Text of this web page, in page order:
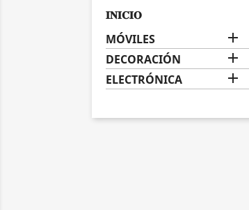
𝐈𝐍𝐈𝐂𝐈𝐎
MÓVILES 
DECORACIÓN 
ELECTRÓNICA 